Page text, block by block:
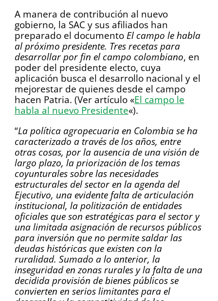
A manera de contribución al nuevo
gobierno, la SAC y sus afiliados han
preparado el documento El campo le habla
al próximo presidente. Tres recetas para
desarrollar por fin el campo colombiano, en
poder del presidente electo, cuya
aplicación busca el desarrollo nacional y el
mejorestar de quienes desde el campo
hacen Patria. (Ver artículo «El campo le
habla al nuevo Presidente«).
“La política agropecuaria en Colombia se ha
caracterizado a través de los años, entre
otras cosas, por la ausencia de una visión de
largo plazo, la priorización de los temas
coyunturales sobre las necesidades
estructurales del sector en la agenda del
Ejecutivo, una evidente falta de articulación
institucional, la politización de entidades
oficiales que son estratégicas para el sector y
una limitada asignación de recursos públicos
para inversión que no permite saldar las
deudas históricas que existen con la
ruralidad. Sumado a lo anterior, la
inseguridad en zonas rurales y la falta de una
decidida provisión de bienes públicos se
convierten en serios limitantes para el